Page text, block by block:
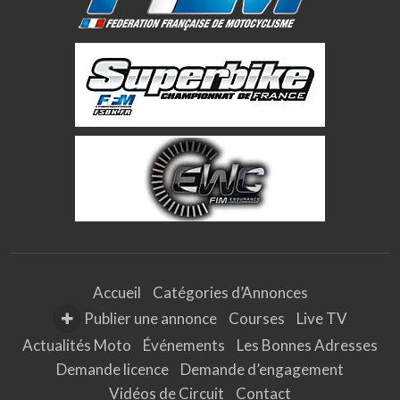
Accueil
Catégories d’Annonces
Publier une annonce
Courses
Live TV
Actualités Moto
Événements
Les Bonnes Adresses
Demande licence
Demande d’engagement
Vidéos de Circuit
Contact